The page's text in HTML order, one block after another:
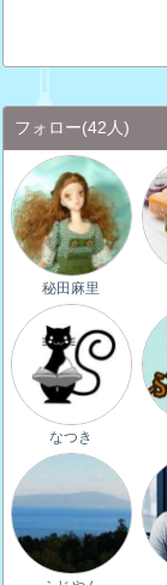
フォロー(42人)
秘田麻里
なつき